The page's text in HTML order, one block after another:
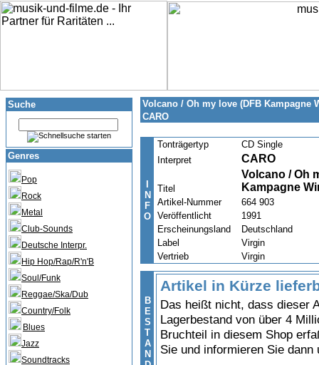
Suche
Genres
Pop
Rock
Metal
Club-Sounds
Deutsche Interpr.
Hip Hop/Rap/R'n'B
Soul/Funk
Reggae/Ska/Dub
Country/Folk
Blues
Jazz
Soundtracks
Volcano / Oh my love (DFB Kampagne
CARO
N
F
O
Tonträgertyp
CD Single
Interpret
CARO
Titel
Volcano / Oh
Kampagne
Artikel-Nummer
664 903
Veröffentlicht
1991
Erscheinungsland
Deutschland
Label
Virgin
Vertrieb
Virgin
B
E
S
T
A
N
Artikel in Kürze
Das heißt nicht, dass dieser
Lagerbestand von über 4
Bruchteil in diesem Shop
Sie und informieren Sie